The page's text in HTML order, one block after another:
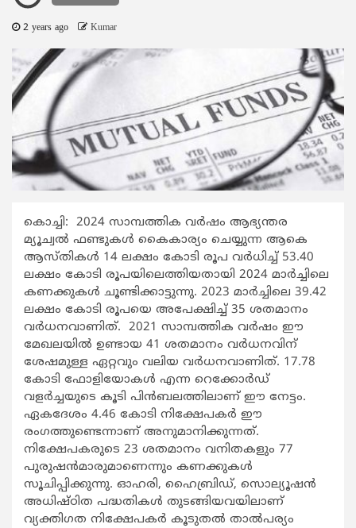
2 years ago Kumar
കൊച്ചി: 2024 സാമ്പത്തിക വര്‍ഷം ആഭ്യന്തര
മ്യൂച്വല്‍ ഫണ്ടുകള്‍ കൈകാര്യം ചെയ്യുന്ന ആകെ
ആസ്തികള്‍ 14 ലക്ഷം കോടി രൂപ വര്‍ധിച്ച് 53.40
ലക്ഷം കോടി രൂപയിലെത്തിയതായി 2024 മാര്‍ച്ചിലെ
കണക്കുകള്‍ ചൂണ്ടിക്കാട്ടുന്നു. 2023 മാര്‍ച്ചിലെ 39.42
ലക്ഷം കോടി രൂപയെ അപേക്ഷിച്ച് 35 ശതമാനം
വര്‍ധനവാണിത്. 2021 സാമ്പത്തിക വര്‍ഷം ഈ
മേഖലയില്‍ ഉണ്ടായ 41 ശതമാനം വര്‍ധനവിന്
ശേഷമുള്ള ഏറ്റവും വലിയ വര്‍ധനവാണിത്. 17.78
കോടി ഫോളിയോകള്‍ എന്ന റെക്കോര്‍ഡ്
വളര്‍ച്ചയുടെ കൂടി പിന്‍ബലത്തിലാണ് ഈ നേട്ടം.
ഏകദേശം 4.46 കോടി നിക്ഷേപകര്‍ ഈ
രംഗത്തുണ്ടെന്നാണ് അനുമാനിക്കുന്നത്.
നിക്ഷേപകരുടെ 23 ശതമാനം വനിതകളും 77
പുരുഷന്‍മാരുമാണെന്നും കണക്കുകള്‍
സൂചിപ്പിക്കുന്നു. ഓഹരി, ഹൈബ്രിഡ്, സൊല്യൂഷന്‍
അധിഷ്ഠിത പദ്ധതികള്‍ തുടങ്ങിയവയിലാണ്
വ്യക്തിഗത നിക്ഷേപകര്‍ കൂടുതല്‍ താല്‍പര്യം